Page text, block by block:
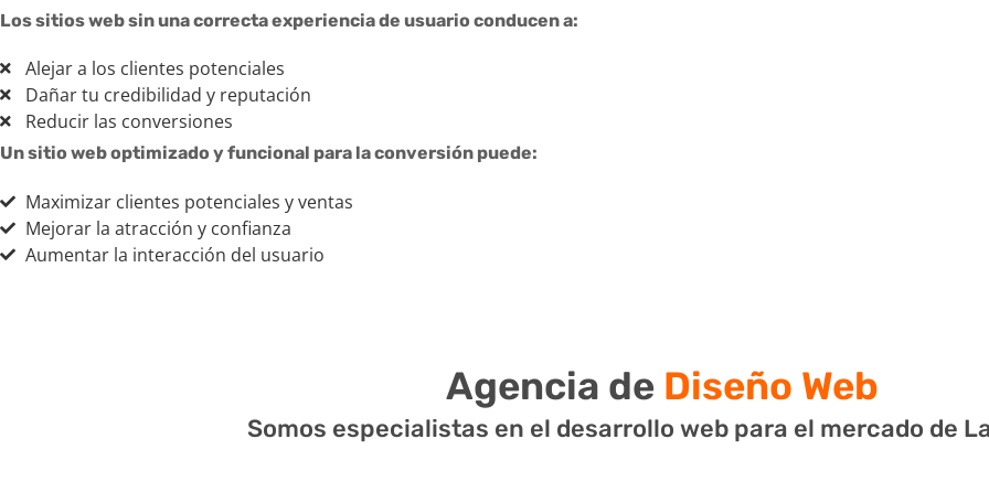
Los sitios web sin una correcta experiencia de usuario conducen a:
Alejar a los clientes potenciales
Dañar tu credibilidad y reputación
Reducir las conversiones
Un sitio web optimizado y funcional para la conversión puede:
Maximizar clientes potenciales y ventas
Mejorar la atracción y confianza
Aumentar la interacción del usuario
Agencia de Diseño Web
Somos especialistas en el desarrollo web para el mercado de